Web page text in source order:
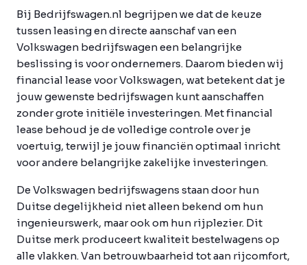
Bij Bedrijfswagen.nl begrijpen we dat de keuze
tussen leasing en directe aanschaf van een
Volkswagen bedrijfswagen een belangrijke
beslissing is voor ondernemers. Daarom bieden wij
financial lease voor Volkswagen, wat betekent dat je
jouw gewenste bedrijfswagen kunt aanschaffen
zonder grote initiële investeringen. Met financial
lease behoud je de volledige controle over je
voertuig, terwijl je jouw financiën optimaal inricht
voor andere belangrijke zakelijke investeringen.
De Volkswagen bedrijfswagens staan door hun
Duitse degelijkheid niet alleen bekend om hun
ingenieurswerk, maar ook om hun rijplezier. Dit
Duitse merk produceert kwaliteit bestelwagens op
alle vlakken. Van betrouwbaarheid tot aan rijcomfort,